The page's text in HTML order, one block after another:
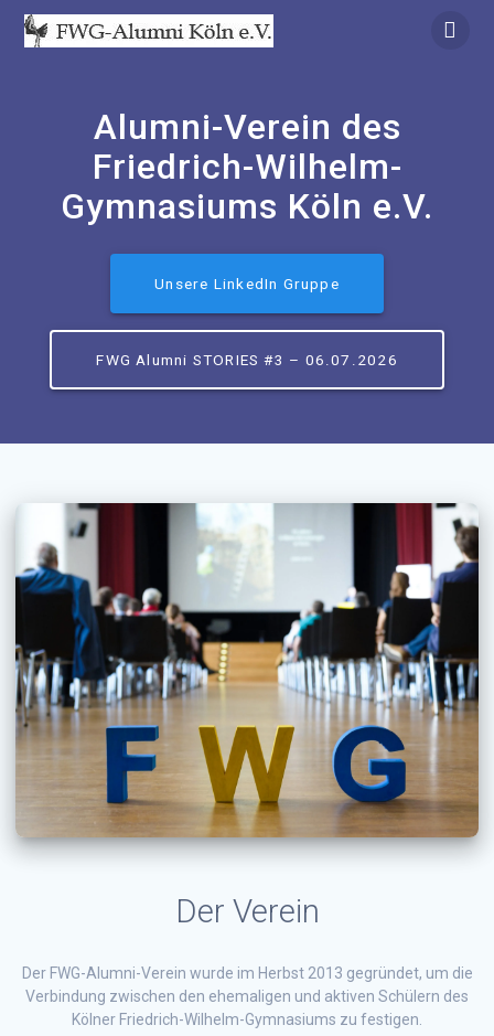
Inhalt
Alumni-Verein des
Friedrich-Wilhelm-
Gymnasiums Köln e.V.
Unsere LinkedIn Gruppe
FWG Alumni STORIES #3 – 06.07.2026
Der Verein
Der FWG-Alumni-Verein wurde im Herbst 2013 gegründet, um die
Verbindung zwischen den ehemaligen und aktiven Schülern des
Kölner Friedrich-Wilhelm-Gymnasiums zu festigen.